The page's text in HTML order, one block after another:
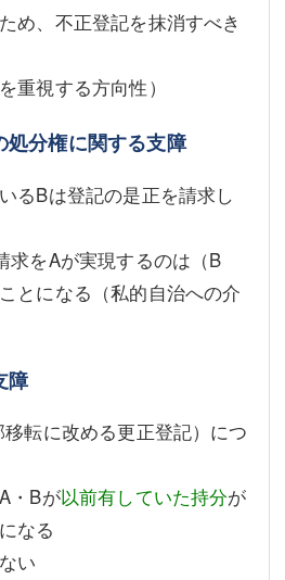
め、不正登記を抹消すべき
重視する方向性）
分権に関する支障
るBは登記の是正を請求し
求をAが実現するのは（B
とになる（私的自治への介
障
転に改める更正登記）につ
・Bが以前有していた持分が
なる
い